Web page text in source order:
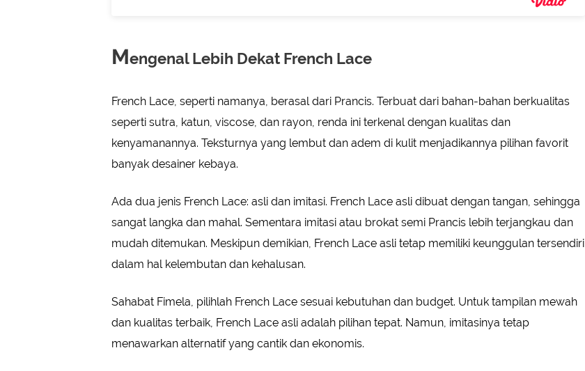
Mengenal Lebih Dekat French Lace
French Lace, seperti namanya, berasal dari Prancis. Terbuat dari bahan-bahan berkualitas
seperti sutra, katun, viscose, dan rayon, renda ini terkenal dengan kualitas dan
kenyamanannya. Teksturnya yang lembut dan adem di kulit menjadikannya pilihan favorit
banyak desainer kebaya.
Ada dua jenis French Lace: asli dan imitasi. French Lace asli dibuat dengan tangan, sehingga
sangat langka dan mahal. Sementara imitasi atau brokat semi Prancis lebih terjangkau dan
mudah ditemukan. Meskipun demikian, French Lace asli tetap memiliki keunggulan tersendiri
dalam hal kelembutan dan kehalusan.
Sahabat Fimela, pilihlah French Lace sesuai kebutuhan dan budget. Untuk tampilan mewah
dan kualitas terbaik, French Lace asli adalah pilihan tepat. Namun, imitasinya tetap
menawarkan alternatif yang cantik dan ekonomis.